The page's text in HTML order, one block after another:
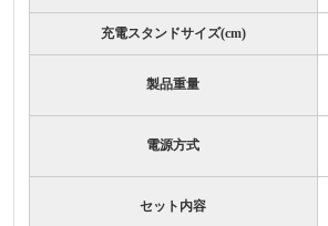
充電スタンドサイズ(cm)
製品重量
電源方式
セット内容